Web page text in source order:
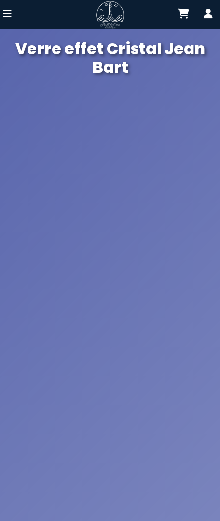
Verre effet Cristal Jean
Bart